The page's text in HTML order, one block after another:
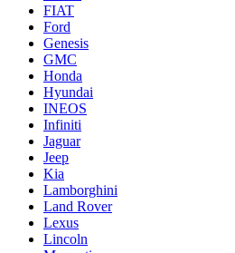
FIAT
Ford
Genesis
GMC
Honda
Hyundai
INEOS
Infiniti
Jaguar
Jeep
Kia
Lamborghini
Land Rover
Lexus
Lincoln